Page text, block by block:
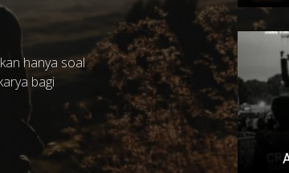
hanya soal
bagi